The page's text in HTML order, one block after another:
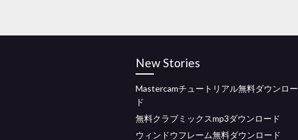
New Stories
Mastercamチュートリアル無料ダウンロー
ド
無料クラブミックスmp3ダウンロード
ウィンドウフレーム無料ダウンロード